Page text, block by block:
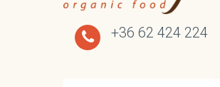
+36 62 424 224